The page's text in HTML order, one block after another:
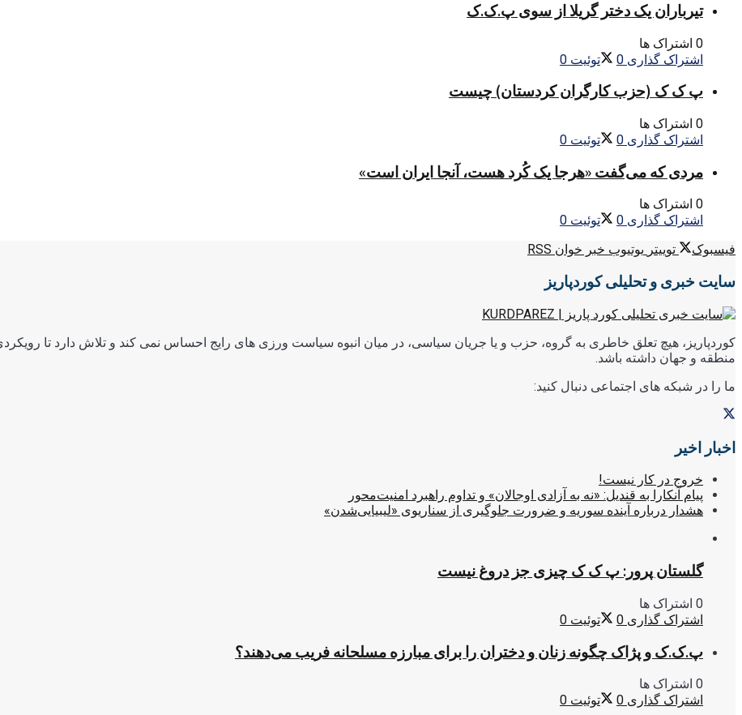
تیرباران یک دختر گریلا از سوی پ.ک.ک
0 اشتراک ها
اشتراک گذاری 0 توئیت 0
پ ک ک (حزب کارگران کردستان) چیست
0 اشتراک ها
اشتراک گذاری 0 توئیت 0
مردی که می‌گفت «هرجا یک کُرد هست، آنجا ایران است»
0 اشتراک ها
اشتراک گذاری 0 توئیت 0
فیسبوک
توییتر یوتیوب خبر خوان RSS
سایت خبری و تحلیلی کوردپاریز
کوردپاریز، هیچ تعلق خاطری به گروه، حزب و یا جریان سیاسی، در میان انبوه سیاست ورزی های رایج احساس نمی کند و تلاش دارد تا رویکردی
منطقه و جهان داشته باشد.
ما را در شبکه های اجتماعی دنبال کنید:
اخبار اخیر
خروج در کار نیست!
پیام آنکارا به قندیل: «نه به آزادی اوجالان» و تداوم راهبرد امنیت‌محور
هشدار درباره آینده سوریه و ضرورت جلوگیری از سناریوی «لیبیایی‌شدن»
گلستان پرور: پ ک ک چیزی جز دروغ نیست
0 اشتراک ها
اشتراک گذاری 0 توئیت 0
پ.ک.ک و پژاک چگونه زنان و دختران را برای مبارزه مسلحانه فریب می‌دهند؟
0 اشتراک ها
اشتراک گذاری 0 توئیت 0